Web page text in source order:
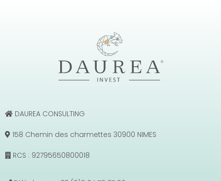
DAUREA CONSULTING
158 Chemin des charmettes 30900 NIMES
RCS : 92795650800018